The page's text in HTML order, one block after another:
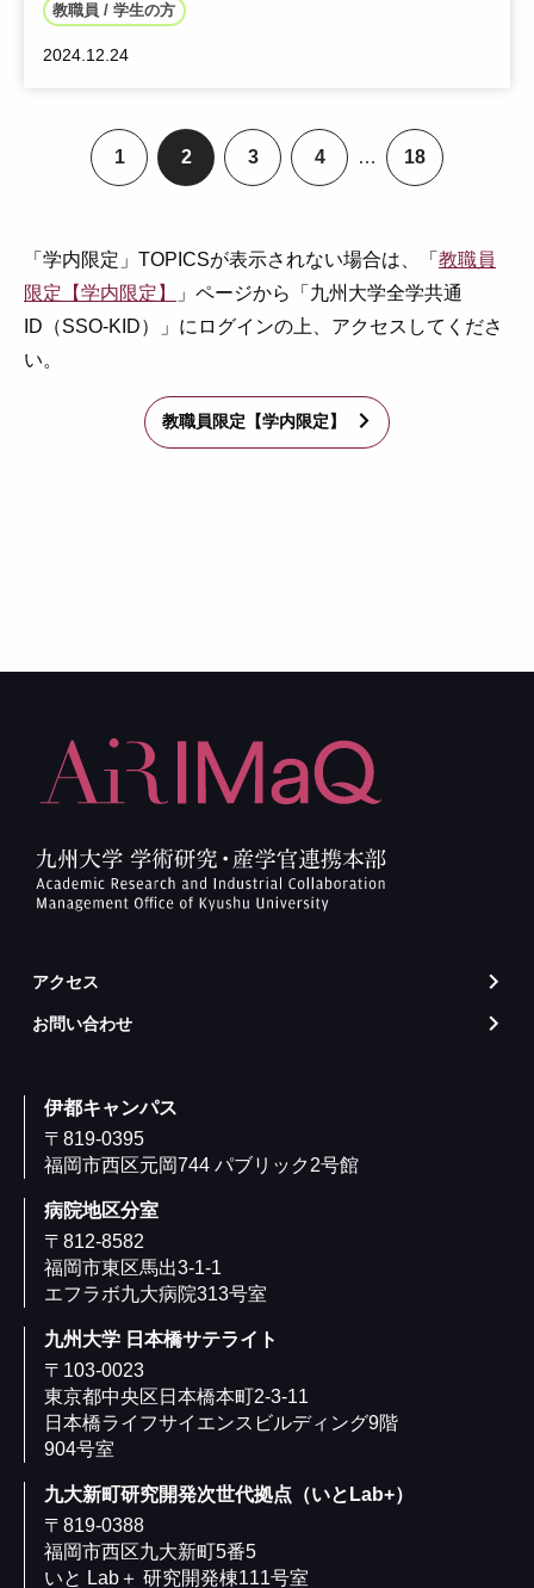
教職員 / 学生の方
2024.12.24
ペ
ー
1
ペ
ー
2
ペ
ー
3
ペ
ー
4 …
ペ
ー
18
「学内限定」TOPICSが表示されない場合は、「 教職員
限定【学内限定】
」ページから「九州大学全学共通
ID（SSO-KID）」にログインの上、アクセスしてくださ
い。
教職員限定【学内限定】 arrow_forward_ios
アクセス arrow_forward_ios
お問い合わせ arrow_forward_ios
伊都キャンパス
〒819-0395
福岡市西区元岡744 パブリック2号館
病院地区分室
〒812-8582
福岡市東区馬出3-1-1
エフラボ九大病院313号室
九州大学 日本橋サテライト
〒103-0023
東京都中央区日本橋本町2-3-11
日本橋ライフサイエンスビルディング9階
904号室
九大新町研究開発次世代拠点（いとLab+）
〒819-0388
福岡市⻄区九大新町5番5
いと Lab＋ 研究開発棟111号室